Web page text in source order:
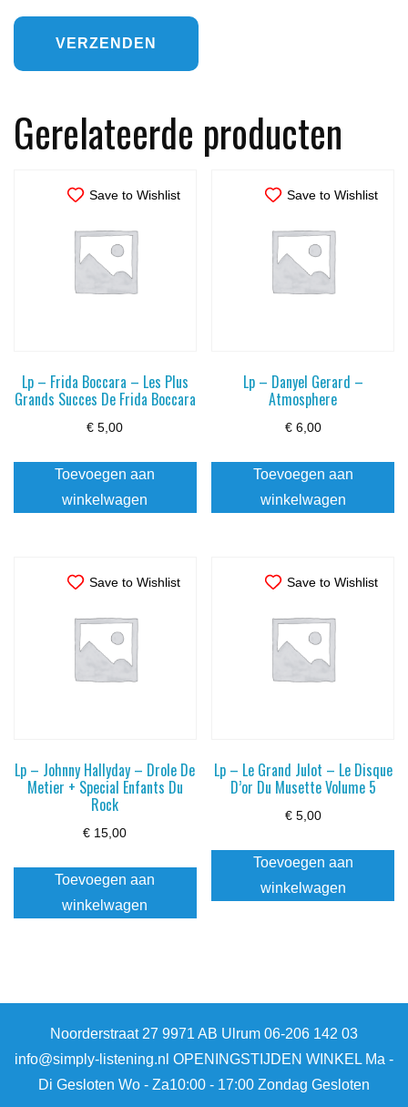
Gerelateerde producten
Save to Wishlist
Lp – Frida Boccara – Les Plus
Grands Succes De Frida Boccara
€ 5,00
Toevoegen aan
winkelwagen
Save to Wishlist
Lp – Danyel Gerard –
Atmosphere
€6,00
Toevoegen aan
winkelwagen
Save to Wishlist
Lp – Johnny Hallyday – Drole De
Metier + Special Enfants Du
Rock
€ 15,00
Toevoegen aan
winkelwagen
Save to Wishlist
Lp – Le Grand Julot – Le Disque
D’or Du Musette Volume 5
€5,00
Toevoegen aan
winkelwagen
Noorderstraat 27 9971 AB Ulrum 06-206 142 03
info@simply-listening.nl OPENINGSTIJDEN WINKEL Ma -
Di Gesloten Wo - Za10:00 - 17:00 Zondag Gesloten